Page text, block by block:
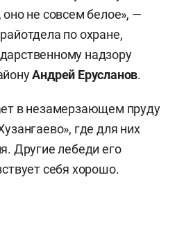
не совсем белое», —
по охране,
надзору
Андрей Ерусланов.
в незамерзающем пруду
где для них
Другие лебеди его
себя хорошо.